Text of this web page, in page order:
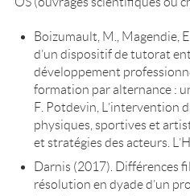
Boizumault, M., Magendie, E.,
d’un dispositif de tutorat
développement
formation par alternance :
F. Potdevin, L’intervention
physiques, sportives et
et stratégies des acteurs.
Darnis (2017). Différences
résolution en dyade d’un